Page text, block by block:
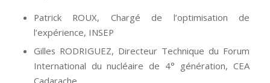
Patrick ROUX, Chargé de l’optimisation de
l’expérience, INSEP
Gilles RODRIGUEZ, Directeur Technique du Forum
International du nucléaire de 4° génération, CEA
Cadarache